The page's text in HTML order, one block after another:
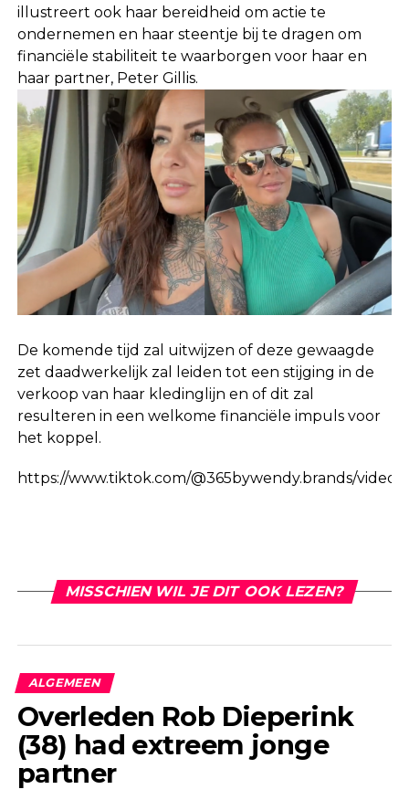
illustreert ook haar bereidheid om actie te
ondernemen en haar steentje bij te dragen om
financiële stabiliteit te waarborgen voor haar en
haar partner, Peter Gillis.
De komende tijd zal uitwijzen of deze gewaagde
zet daadwerkelijk zal leiden tot een stijging in de
verkoop van haar kledinglijn en of dit zal
resulteren in een welkome financiële impuls voor
het koppel.
https://www.tiktok.com/@365bywendy.brands/video/
MISSCHIEN WIL JE DIT OOK LEZEN?
ALGEMEEN
Overleden Rob Dieperink
(38) had extreem jonge
partner